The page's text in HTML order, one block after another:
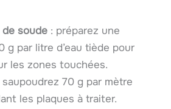
de soude : préparez une
g par litre d’eau tiède pour
les zones touchées.
70 g par mètre
les plaques à traiter.